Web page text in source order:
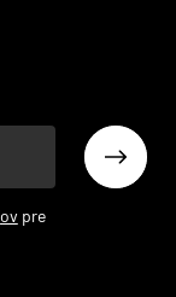
pre